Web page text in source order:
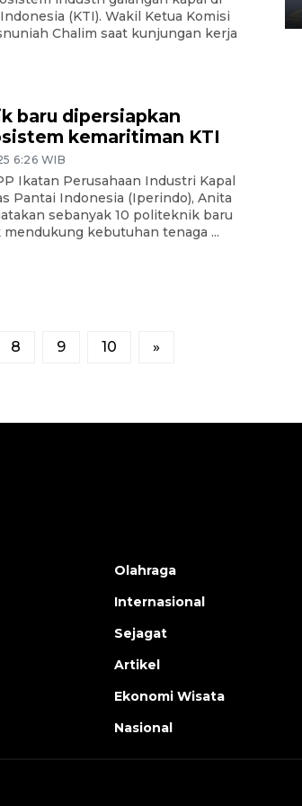
(KTI). Wakil Ketua Komisi
Chalim saat kunjungan kerja
baru dipersiapkan
kemaritiman KTI
6:26 WIB
Ikatan Perusahaan Industri Kapal
Pantai Indonesia (Iperindo), Anita
sebanyak 10 politeknik baru
kebutuhan tenaga ...
8 9 10 »
April 2026 12:51 WIB
Olahraga
Internasional
Sejagat
Artikel
Ekonomi Wisata
Nasional